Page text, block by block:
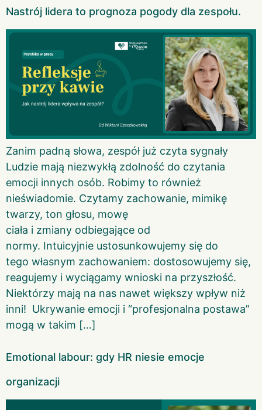
Nastrój lidera to prognoza pogody dla zespołu.
Zanim padną słowa, zespół już czyta sygnały
Ludzie mają niezwykłą zdolność do czytania
emocji innych osób. Robimy to również
nieświadomie. Czytamy zachowanie, mimikę
twarzy, ton głosu, mowę
ciała i zmiany odbiegające od
normy. Intuicyjnie ustosunkowujemy się do
tego własnym zachowaniem: dostosowujemy się,
reagujemy i wyciągamy wnioski na przyszłość.
Niektórzy mają na nas nawet większy wpływ niż
inni! Ukrywanie emocji i “profesjonalna postawa”
mogą w takim […]
Emotional labour: gdy HR niesie emocje
organizacji